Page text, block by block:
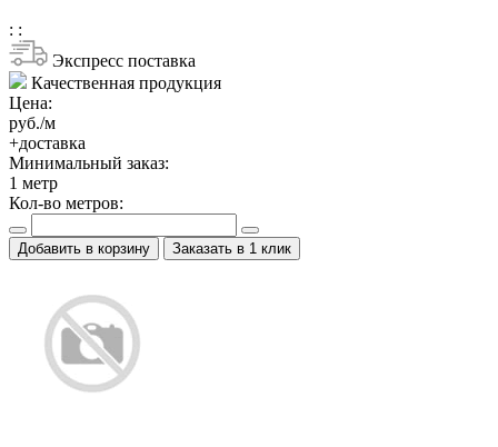
: :
Экспресс поставка
Качественная продукция
Цена:
руб./м
+доставка
Минимальный заказ:
1 метр
Кол-во метров:
Добавить в корзину Заказать в 1 клик